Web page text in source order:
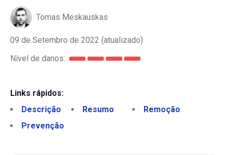
Tomas Meskauskas
09 de Setembro de 2022 (atualizado)
Nível de danos:
Links rápidos:
Descrição
Resumo
Remoção
Prevenção